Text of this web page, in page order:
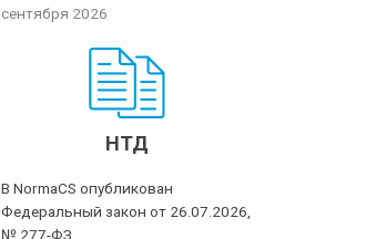
сентября 2026
НТД
В NormaCS опубликован
Федеральный закон от 26.07.2026,
№ 277-ФЗ